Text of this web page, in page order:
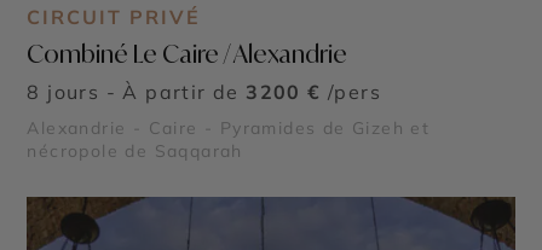
CIRCUIT PRIVÉ
Combiné Le Caire / Alexandrie
8 jours - À partir de 3200 € /pers
Alexandrie - Caire - Pyramides de Gizeh et
nécropole de Saqqarah